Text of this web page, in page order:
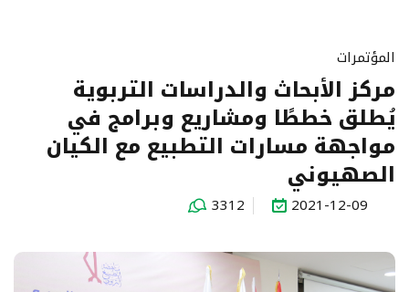
المؤتمرات
مركز الأبحاث والدراسات التربوية
يُطلق خططًا ومشاريع وبرامج في
مواجهة مسارات التطبيع مع الكيان
الصهيوني
2021-12-09
3312